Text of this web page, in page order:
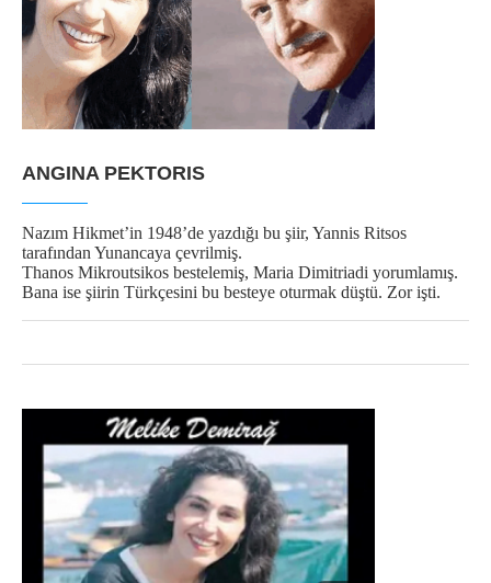
ANGINA PEKTORIS
Nazım Hikmet’in 1948’de yazdığı bu şiir, Yannis Ritsos
tarafından Yunancaya çevrilmiş.
Thanos Mikroutsikos bestelemiş, Maria Dimitriadi yorumlamış.
Bana ise şiirin Türkçesini bu besteye oturmak düştü. Zor işti.